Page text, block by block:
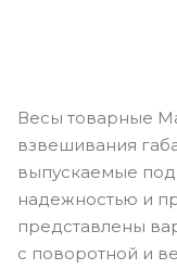
Весы товарные
взвешивания
выпускаемые под
надежностью и
представлены
с поворотной и